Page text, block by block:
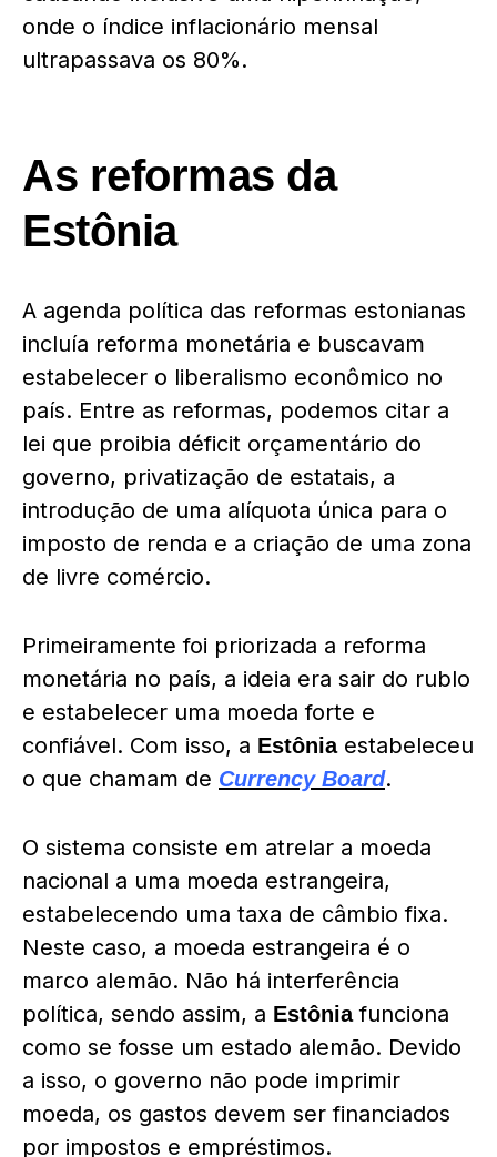
onde o índice inflacionário mensal
ultrapassava os 80%.
As reformas da
Estônia
A agenda política das reformas estonianas
incluía reforma monetária e buscavam
estabelecer o liberalismo econômico no
país. Entre as reformas, podemos citar a
lei que proibia déficit orçamentário do
governo, privatização de estatais, a
introdução de uma alíquota única para o
imposto de renda e a criação de uma zona
de livre comércio.
Primeiramente foi priorizada a reforma
monetária no país, a ideia era sair do rublo
e estabelecer uma moeda forte e
confiável. Com isso, a Estôniaestabeleceu
o que chamam de Currency Board.
O sistema consiste em atrelar a moeda
nacional a uma moeda estrangeira,
estabelecendo uma taxa de câmbio fixa.
Neste caso, a moeda estrangeira é o
marco alemão. Não há interferência
política, sendo assim, a Estôniafunciona
como se fosse um estado alemão. Devido
a isso, o governo não pode imprimir
moeda, os gastos devem ser financiados
por impostos e empréstimos.